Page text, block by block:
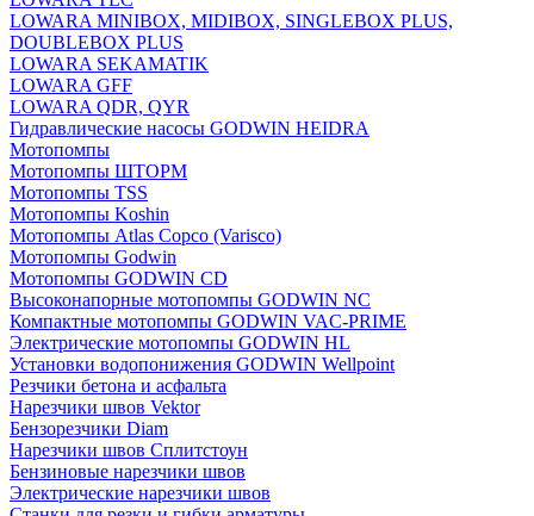
LOWARA MINIBOX, MIDIBOX, SINGLEBOX PLUS,
DOUBLEBOX PLUS
LOWARA SEKAMATIK
LOWARA GFF
LOWARA QDR, QYR
Гидравлические насосы GODWIN HEIDRA
Мотопомпы
Мотопомпы ШТОРМ
Мотопомпы TSS
Мотопомпы Koshin
Мотопомпы Atlas Copco (Varisco)
Мотопомпы Godwin
Мотопомпы GODWIN CD
Высоконапорные мотопомпы GODWIN NC
Компактные мотопомпы GODWIN VAC-PRIME
Электрические мотопомпы GODWIN HL
Установки водопонижения GODWIN Wellpoint
Резчики бетона и асфальта
Нарезчики швов Vektor
Бензорезчики Diam
Нарезчики швов Сплитстоун
Бензиновые нарезчики швов
Электрические нарезчики швов